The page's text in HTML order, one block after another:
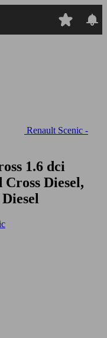
Renault Scenic -
1.6 dci
Diesel,